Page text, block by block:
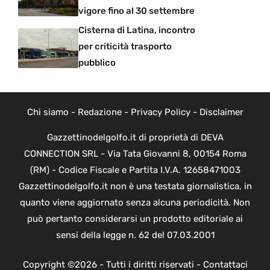
vigore fino al 30 settembre
Cisterna di Latina, incontro
per criticità trasporto
pubblico
Chi siamo - Redazione- Privacy Policy- Disclaimer
Gazzettinodelgolfo.it di proprietà di DEVA
CONNECTION SRL - Via Tata Giovanni 8, 00154 Roma
(RM) - Codice Fiscale e Partita I.V.A. 12658471003
Gazzettinodelgolfo.it non è una testata giornalistica, in
quanto viene aggiornato senza alcuna periodicità. Non
può pertanto considerarsi un prodotto editoriale ai
sensi della legge n. 62 del 07.03.2001
Copyright ©2026 - Tutti i diritti riservati - Contattaci